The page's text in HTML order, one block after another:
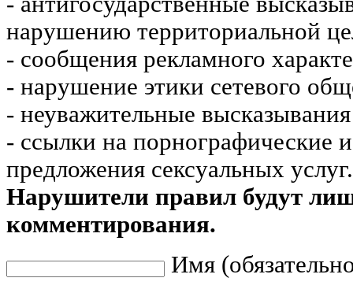
нарушению территориальной
- сообщения рекламного
- нарушение этики сетевого
- неуважительные
- ссылки на порнографические
предложения сексуальных услуг.
Нарушители правил будут
комментирования.
Имя